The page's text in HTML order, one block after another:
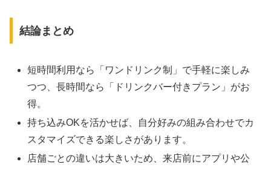
結論まとめ
短時間利用なら「ワンドリンク制」で手軽に楽しみ
つつ、長時間なら「ドリンクバー付きプラン」がお
得。
持ち込みOKを活かせば、自分好みの組み合わせでカ
スタマイズできる楽しさがあります。
店舗ごとの違いは大きいため、来店前にアプリや公